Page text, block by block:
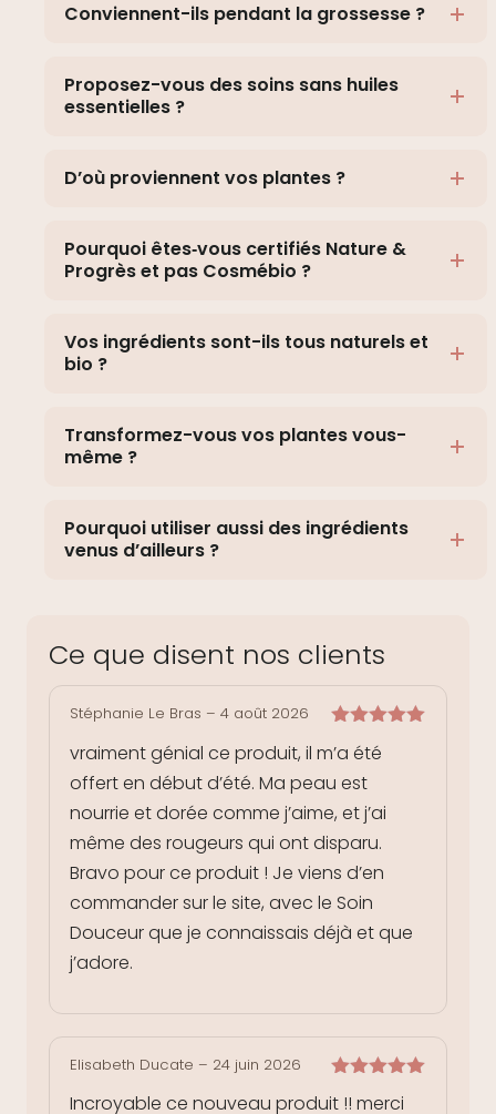
Conviennent-ils pendant la grossesse ?
Proposez-vous des soins sans huiles
essentielles ?
D’où proviennent vos plantes ?
Pourquoi êtes‑vous certifiés Nature &
Progrès et pas Cosmébio ?
Vos ingrédients sont-ils tous naturels et
bio ?
Transformez-vous vos plantes vous-
même ?
Pourquoi utiliser aussi des ingrédients
venus d’ailleurs ?
Ce que disent nos clients
5
Stéphanie Le Bras – 4 août 2026
vraiment génial ce produit, il m’a été
offert en début d’été. Ma peau est
nourrie et dorée comme j’aime, et j’ai
même des rougeurs qui ont disparu.
Bravo pour ce produit ! Je viens d’en
commander sur le site, avec le Soin
Douceur que je connaissais déjà et que
j’adore.
5
Elisabeth Ducate – 24 juin 2026
Incroyable ce nouveau produit !! merci